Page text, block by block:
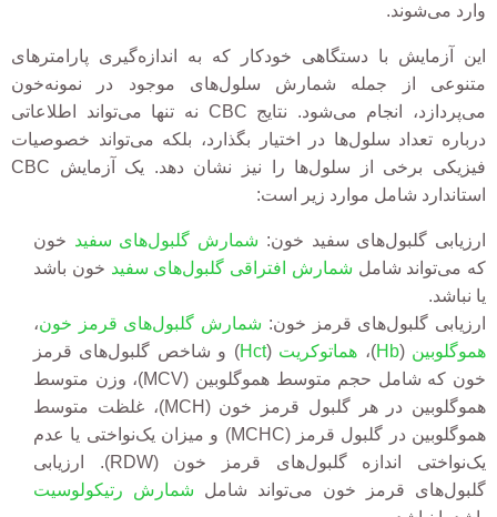
وارد می‌شوند.
این آزمایش با دستگاهی خودکار
که به اندازه‌گیری پارامترهای
متنوعی از جمله شمارش سلول‌های موجود در نمونه‌خون
می‌پردازد، انجام می‌شود. نتایج CBC نه تنها می‌تواند اطلاعاتی
درباره تعداد سلول‌ها در اختیار بگذارد، بلکه می‌تواند خصوصیات
فیزیکی برخی از سلول‌ها را نیز نشان دهد. یک آزمایش CBC
استاندارد شامل موارد زیر است:
ارزیابی گلبول‌های سفید خون: شمارش گلبول‌های سفید خون
که می‌تواند شامل شمارش افتراقی گلبول‌های سفید خون باشد
یا نباشد.
ارزیابی گلبول‌های قرمز خون: شمارش گلبول‌های قرمز خون،
هموگلوبین (
Hb)، هماتوکریت (
Hct) و شاخص گلبول‌های قرمز
خون که شامل حجم متوسط هموگلوبین (MCV)، وزن متوسط
هموگلوبین در هرگلبول
قرمز خون (MCH)، غلظت متوسط
هموگلوبین در گلبول
قرمز (MCHC) و میزان یک‌نواختی یا عدم
یک‌نواختی اندازهگلبول
‌های قرمز خون (RDW). ارزیابی
گلبول‌های قرمز خون می‌تواند شامل شمارش رتیکولوسیت